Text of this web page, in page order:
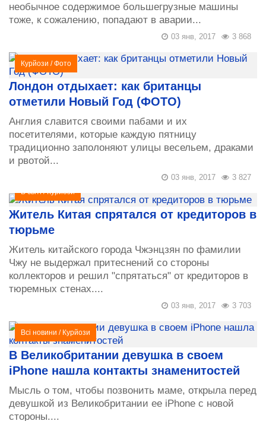
необычное содержимое большегрузные машины
тоже, к сожалению, попадают в аварии...
3 868
03 янв, 2017
Курйози /Фото
Лондон отдыхает: как британцы
отметили Новый Год (ФОТО)
Англия славится своими пабами и их
посетителями, которые каждую пятницу
традиционно заполоняют улицы весельем, драками
и рвотой...
3 827
03 янв, 2017
В світі/Курйози
Житель Китая спрятался от кредиторов в
тюрьме
Житель китайского города Чжэнцзян по фамилии
Чжу не выдержал притеснений со стороны
коллекторов и решил "спрятаться" от кредиторов в
тюремных стенах....
3 703
03 янв, 2017
Всі новини / Курйози
В Великобритании девушка в своем
iPhone нашла контакты знаменитостей
Мысль о том, чтобы позвонить маме, открыла перед
девушкой из Великобритании ее iPhone с новой
стороны....